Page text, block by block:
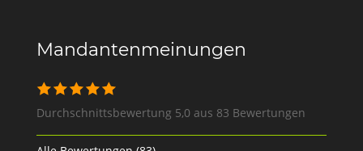
Mandantenmeinungen
Durchschnittsbewertung 5,0 aus 83 Bewertungen